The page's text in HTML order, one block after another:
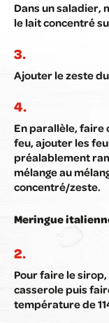
Dans un saladier,
le lait concentré
Ajouter le zeste
En parallèle, faire
feu, ajouter les
préalablement
mélange au
concentré/zeste.
Meringue
Pour faire le sirop,
casserole puis
température de